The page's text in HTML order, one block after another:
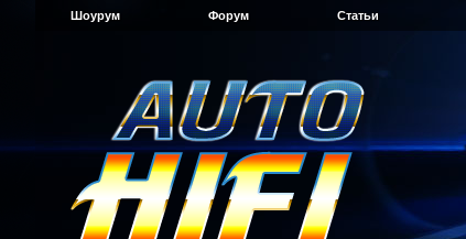
Шоурум Форум Статьи